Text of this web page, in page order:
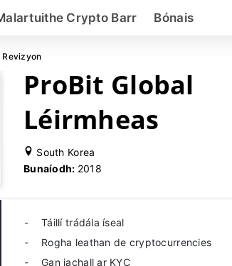
Crypto Barr Bónais
Revizyon
ProBit Global
Léirmheas
South Korea
Bunaíodh: 2018
Táillí trádála íseal
Rogha leathan de cryptocurrencies
Gan iachall ar KYC